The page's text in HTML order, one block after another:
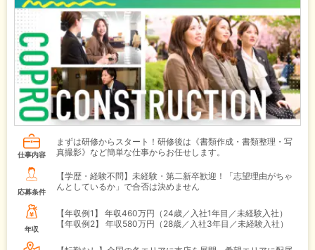
仕事内容
まずは研修からスタート！研修後は《書類作成・書類整理・写
真撮影》など簡単な仕事からお任せします。
応募条件
【学歴・経験不問】未経験・第二新卒歓迎！「志望理由がちゃ
んとしているか」で合否は決めません
年収
【年収例1】
年収460万円（24歳／入社1年目／未経験入社）
【年収例2】
年収580万円（28歳／入社3年目／未経験入社）